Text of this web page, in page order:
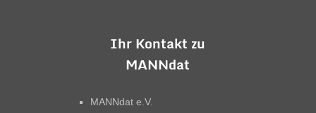
Ihr Kontakt zu
MANNdat
MANNdat e.V.